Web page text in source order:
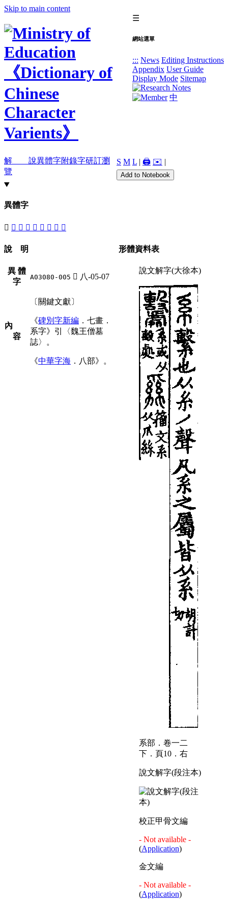
Skip to main content
☰
網站選單
::: News Editing Instructions
Appendix User Guide
Display Mode Sitemap
中
解 說異體字附錄字研訂瀏
覽
S M L | 🖨️ ✉️ |
Add to Notebook
異體字
󴗦 󴗩 󴗧 𢁴 󴗪 𣫦 𦂞 𦃟 󴗨
說 明
異 體
字
A03080-005 󴗦 八-05-07
內
容
〔關鍵文獻〕
《碑別字新編 ．七畫．
系字》引〈魏王僧墓
誌〉。
《中華字海 ．八部》。
形體資料表
說文解字(大徐本)
系部．卷一二
下．頁10．右
說文解字(段注本)
校正甲骨文編
- Not available -
(Application)
金文編
- Not available -
(Application)